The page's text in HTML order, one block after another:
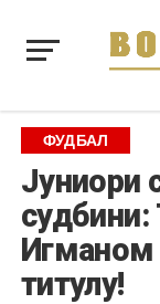
ФУДБАЛ
Јуниори
Игманом
титулу!